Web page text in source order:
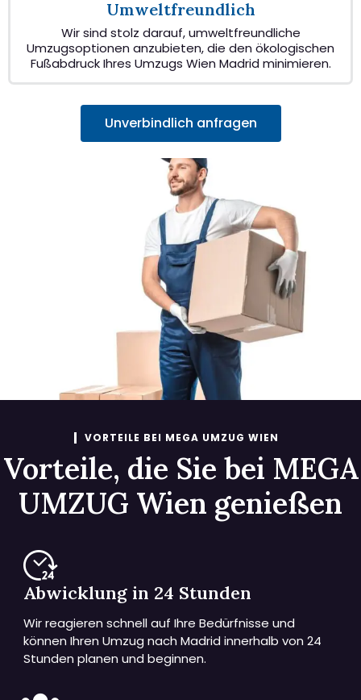
Umweltfreundlich
Wir sind stolz darauf, umweltfreundliche
Umzugsoptionen anzubieten, die den ökologischen
Fußabdruck Ihres Umzugs Wien Madrid minimieren.
Unverbindlich anfragen
VORTEILE BEI MEGA UMZUG WIEN
Vorteile, die Sie bei MEGA
UMZUG Wien genießen
Abwicklung in 24 Stunden
Wir reagieren schnell auf Ihre Bedürfnisse und
können Ihren Umzug nach Madrid innerhalb von 24
Stunden planen und beginnen.